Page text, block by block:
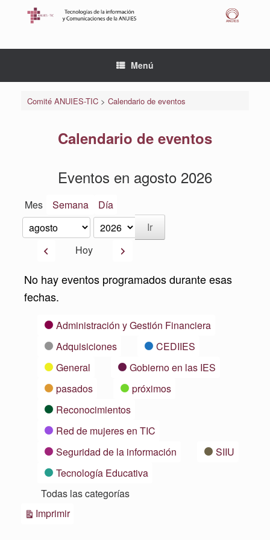
Menú
Comité ANUIES-TIC> Calendario de eventos
Calendario de eventos
Eventos en agosto 2026
Mes Semana Día
Mes
Año
AnteriorHoy Siguiente
No hay eventos programados durante esas
fechas.
CategoríasAdministración y Gestión Financiera
Adquisiciones
CEDIIES
General
Gobierno en las IES
pasados
próximos
Reconocimientos
Red de mujeres en TIC
Seguridad de la información
SIIU
Tecnología Educativa
Todas las categorías
ImprimirVistas